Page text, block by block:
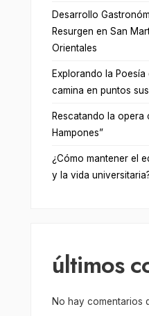
Desarrollo
Resurgen en San
Orientales
Explorando la
camina en puntos
Rescatando la opera
Hampones”
¿Cómo mantener el
y la vida
últimos
No hay comentarios